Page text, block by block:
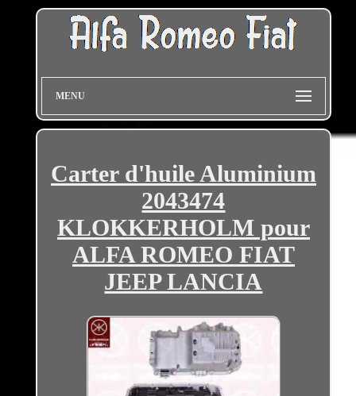
MENU
Carter d'huile Aluminium
2043474
KLOKKERHOLM pour
ALFA ROMEO FIAT
JEEP LANCIA